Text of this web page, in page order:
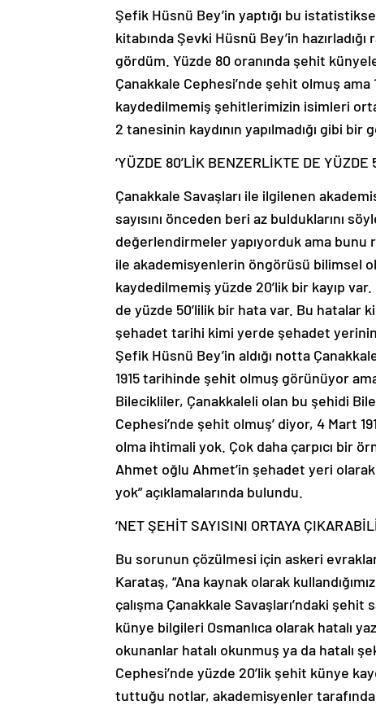
Şefik Hüsnü Bey’in yaptığı bu
kitabında Şevki Hüsnü Bey’in
gördüm. Yüzde 80 oranında şehit
Çanakkale Cephesi’nde şehit olmuş ama
kaydedilmemiş şehitlerimizin isimleri
2 tanesinin kaydının yapılmadığı gibi
‘YÜZDE 80’LİK BENZERLİKTE DE YÜZDE
Çanakkale Savaşları ile ilgilenen
sayısını önceden beri az bulduklarını
değerlendirmeler yapıyorduk ama bunu
ile akademisyenlerin öngörüsü bilimsel
kaydedilmemiş yüzde 20’lik bir kayıp
de yüzde 50’lilik bir hata var. Bu hatalar
şehadet tarihi kimi yerde şehadet
Şefik Hüsnü Bey’in aldığı notta
1915 tarihinde şehit olmuş görünüyor
Bilecikliler, Çanakkaleli olan bu şehidi
Cephesi’nde şehit olmuş’ diyor, 4 Mart
olma ihtimali yok. Çok daha çarpıcı bir
Ahmet oğlu Ahmet’in şehadet yeri
yok” açıklamalarında bulundu.
‘NET ŞEHİT SAYISINI ORTAYA
Bu sorunun çözülmesi için askeri
Karataş, “Ana kaynak olarak
çalışma Çanakkale Savaşları’ndaki
künye bilgileri Osmanlıca olarak hatalı
okunanlar hatalı okunmuş ya da hatalı
Cephesi’nde yüzde 20’lik şehit künye
tuttuğu notlar, akademisyenler